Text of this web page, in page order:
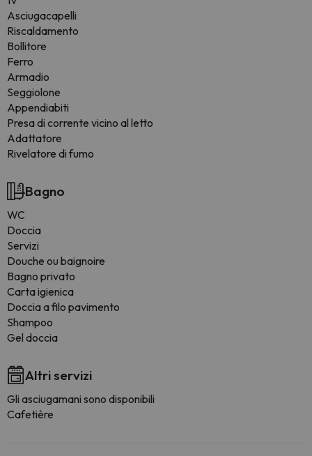
Asciugacapelli
Riscaldamento
Bollitore
Ferro
Armadio
Seggiolone
Appendiabiti
Presa di corrente vicino al letto
Adattatore
Rivelatore di fumo
Bagno
WC
Doccia
Servizi
Douche ou baignoire
Bagno privato
Carta igienica
Doccia a filo pavimento
Shampoo
Gel doccia
Altri servizi
Gli asciugamani sono disponibili
Cafetière